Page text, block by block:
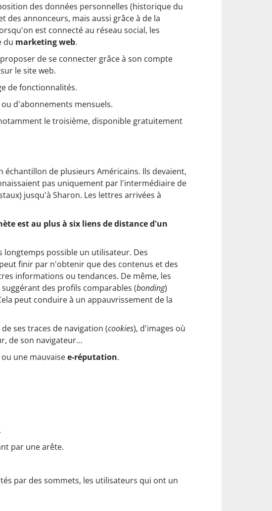
des données personnelles (historique du
des annonceurs, mais aussi grâce à de la
est connecté au réseau social, les
du marketing web.
de se connecter grâce à son compte
le site web.
de fonctionnalités.
d'abonnements mensuels.
le troisième, disponible gratuitement
échantillon de plusieurs Américains. Ils devaient,
pas uniquement par l'intermédiaire de
jusqu'à Sharon. Les lettres arrivées à
est au plus à six liens de distance d'un
longtemps possible un utilisateur. Des
finir par n'obtenir que des contenus et des
informations ou tendances. De même, les
des profils comparables (bonding)
peut conduire à un appauvrissement de la
ses traces de navigation (cookies), d'images où
de son navigateur…
une mauvaisee-réputation.
par une arête.
par des sommets, les utilisateurs qui ont un